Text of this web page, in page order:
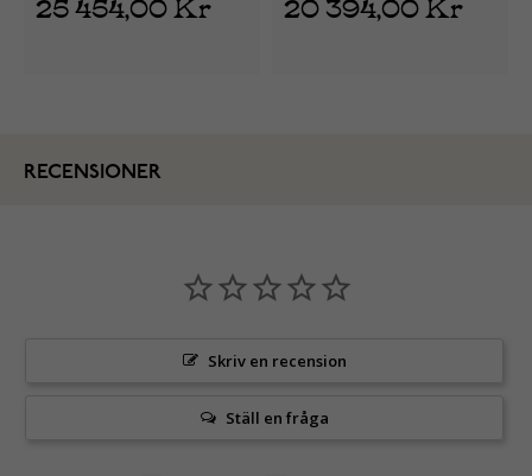
RECENSIONER
Skriv en recension
Ställ en fråga